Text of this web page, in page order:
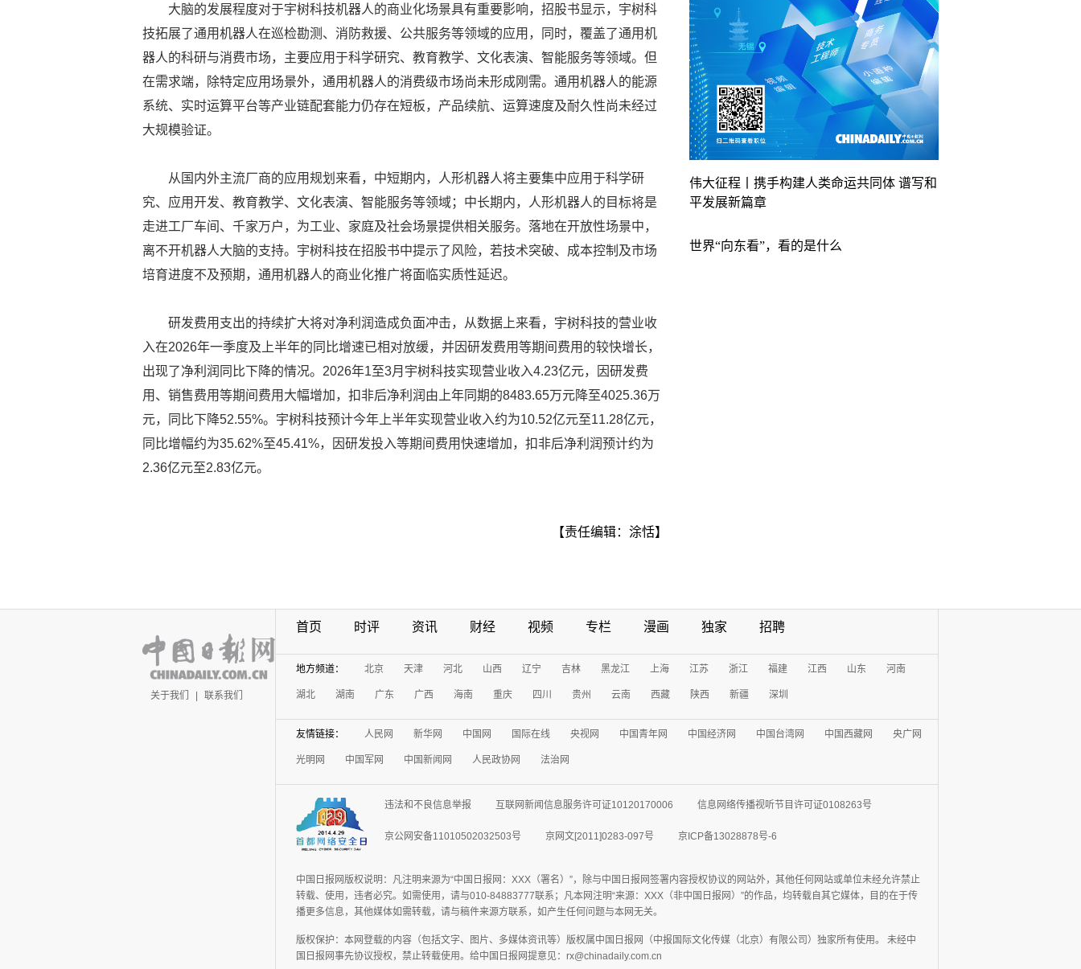
大脑的发展程度对于宇树科技机器人的商业化场景具有重要影响，招股书显示，宇树科
技拓展了通用机器人在巡检勘测、消防救援、公共服务等领域的应用，同时，覆盖了通用机
器人的科研与消费市场，主要应用于科学研究、教育教学、文化表演、智能服务等领域。但
在需求端，除特定应用场景外，通用机器人的消费级市场尚未形成刚需。通用机器人的能源
系统、实时运算平台等产业链配套能力仍存在短板，产品续航、运算速度及耐久性尚未经过
大规模验证。
从国内外主流厂商的应用规划来看，中短期内，人形机器人将主要集中应用于科学研
究、应用开发、教育教学、文化表演、智能服务等领域；中长期内，人形机器人的目标将是
走进工厂车间、千家万户，为工业、家庭及社会场景提供相关服务。落地在开放性场景中，
离不开机器人大脑的支持。宇树科技在招股书中提示了风险，若技术突破、成本控制及市场
培育进度不及预期，通用机器人的商业化推广将面临实质性延迟。
研发费用支出的持续扩大将对净利润造成负面冲击，从数据上来看，宇树科技的营业收
入在2026年一季度及上半年的同比增速已相对放缓，并因研发费用等期间费用的较快增长，
出现了净利润同比下降的情况。2026年1至3月宇树科技实现营业收入4.23亿元，因研发费
用、销售费用等期间费用大幅增加，扣非后净利润由上年同期的8483.65万元降至4025.36万
元，同比下降52.55%。宇树科技预计今年上半年实现营业收入约为10.52亿元至11.28亿元，
同比增幅约为35.62%至45.41%，因研发投入等期间费用快速增加，扣非后净利润预计约为
2.36亿元至2.83亿元。
【责任编辑：涂恬】
伟大征程丨携手构建人类命运共同体 谱写和
平发展新篇章
世界“向东看”，看的是什么
关于我们 | 联系我们
首页 时评 资讯 财经 视频 专栏 漫画 独家 招聘
地方频道： 北京 天津 河北 山西 辽宁 吉林 黑龙江 上海 江苏 浙江 福建 江西 山东 河南
湖北 湖南 广东 广西 海南 重庆 四川 贵州 云南 西藏 陕西 新疆 深圳
友情链接： 人民网 新华网 中国网 国际在线 央视网 中国青年网 中国经济网 中国台湾网 中国西藏网 央广网
光明网 中国军网 中国新闻网 人民政协网 法治网
违法和不良信息举报 互联网新闻信息服务许可证10120170006 信息网络传播视听节目许可证0108263号
京公网安备11010502032503号 京网文[2011]0283-097号 京ICP备13028878号-6
中国日报网版权说明：凡注明来源为“中国日报网：XXX（署名）”，除与中国日报网签署内容授权协议的网站外，其他任何网站或单位未经允许禁止
转载、使用，违者必究。如需使用，请与010-84883777联系；凡本网注明“来源：XXX（非中国日报网）”的作品，均转载自其它媒体，目的在于传
播更多信息，其他媒体如需转载，请与稿件来源方联系，如产生任何问题与本网无关。
版权保护：本网登载的内容（包括文字、图片、多媒体资讯等）版权属中国日报网（中报国际文化传媒（北京）有限公司）独家所有使用。 未经中
国日报网事先协议授权，禁止转载使用。给中国日报网提意见：rx@chinadaily.com.cn